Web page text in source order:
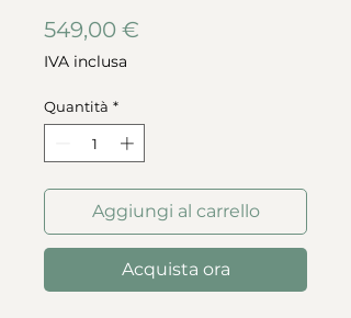
549,00 €
IVA inclusa
Quantità *
Aggiungi al carrello
Acquista ora